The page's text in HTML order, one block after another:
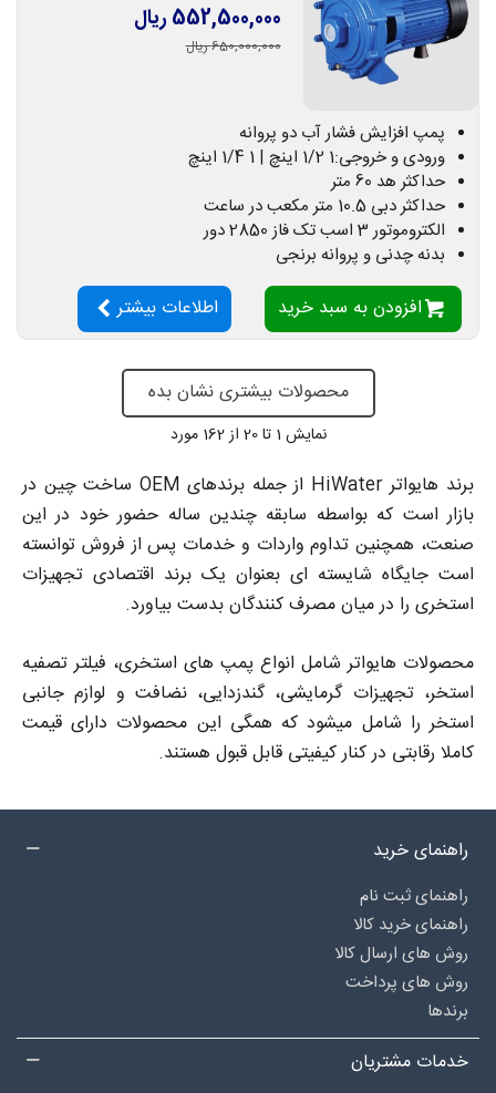
552,500,000 ریال
650,000,000 ریال
پمپ افزایش فشار آب دو پروانه
ورودی و خروجی:1 1/2 اینچ | 1 1/4 اینچ
حداکثر هد 60 متر
حداکثر دبی 10.5 متر مکعب در ساعت
الکتروموتور 3 اسب تک فاز 2850 دور
بدنه چدنی و پروانه برنجی
افزودن به سبد خرید اطلاعات بیشتر
محصولات بیشتری نشان بده
نمایش 1 تا 20 از 162 مورد
برند هایواتر HiWater از جمله برندهای OEM ساخت چین در
بازار است که بواسطه سابقه چندین ساله حضور خود در این
صنعت، همچنین تداوم واردات و خدمات پس از فروش توانسته
است جایگاه شایسته ای بعنوان یک برند اقتصادی تجهیزات
استخری را در میان مصرف کنندگان بدست بیاورد.
محصولات هایواتر شامل انواع پمپ های استخری، فیلتر تصفیه
استخر، تجهیزات گرمایشی، گندزدایی، نضافت و لوازم جانبی
استخر را شامل میشود که همگی این محصولات دارای قیمت
کاملا رقابتی در کنار کیفیتی قابل قبول هستند.
راهنمای خرید
راهنمای ثبت نام
راهنمای خرید کالا
روش های ارسال کالا
روش های پرداخت
برندها
خدمات مشتریان